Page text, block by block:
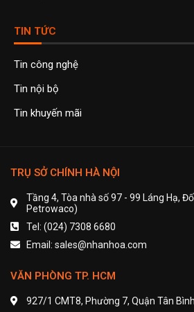
TIN TỨC
Tin công nghệ
Tin nội bộ
Tin khuyến mãi
TRỤ SỞ CHÍNH HÀ NỘI
Tầng 4, Tòa nhà số 97 - 99 Láng Hạ,
Petrowaco)
Tel: (024) 7308 6680
Email: sales@nhanhoa.com
VĂN PHÒNG TP. HCM
927/1 CMT8, Phường 7, Quận Tân